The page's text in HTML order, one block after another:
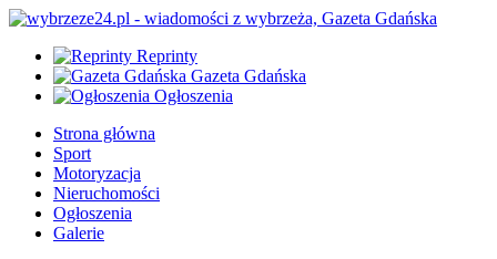
Reprinty
Gazeta Gdańska
Ogłoszenia
Strona główna
Sport
Motoryzacja
Nieruchomości
Ogłoszenia
Galerie